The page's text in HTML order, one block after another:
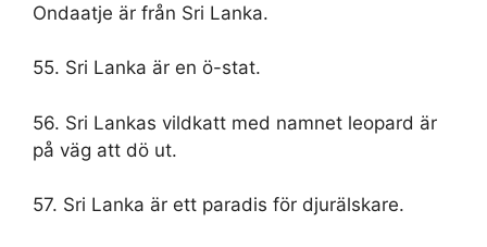
Ondaatje är från Sri Lanka.
55. Sri Lanka är en ö-stat.
56. Sri Lankas vildkatt med namnet leopard är
på väg att dö ut.
57. Sri Lanka är ett paradis för djurälskare.